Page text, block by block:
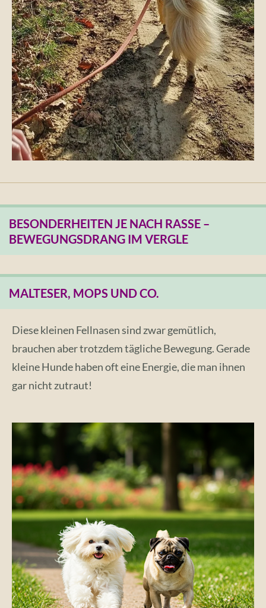
BESONDERHEITEN JE NACH RASSE –
BEWEGUNGSDRANG IM VERGLE
MALTESER, MOPS UND CO.
Diese kleinen Fellnasen sind zwar gemütlich,
brauchen aber trotzdem tägliche Bewegung. Gerade
kleine Hunde haben oft eine Energie, die man ihnen
gar nicht zutraut!